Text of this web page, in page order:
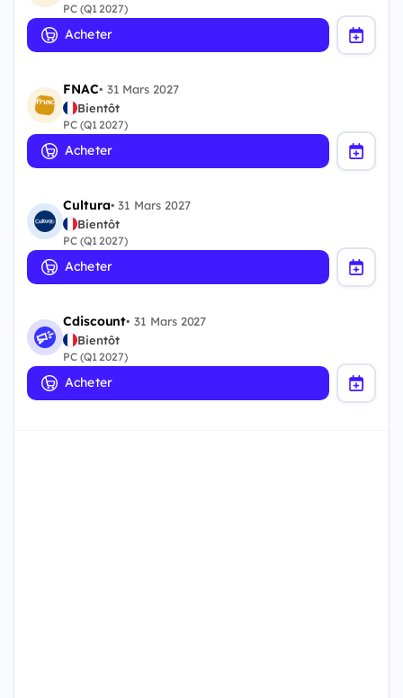
PC (Q1 2027)
Acheter
FNAC• 31 Mars 2027
Bientôt
PC (Q1 2027)
Acheter
Cultura•31 Mars 2027
Bientôt
PC (Q1 2027)
Acheter
Cdiscount•31 Mars 2027
Bientôt
PC (Q1 2027)
Acheter